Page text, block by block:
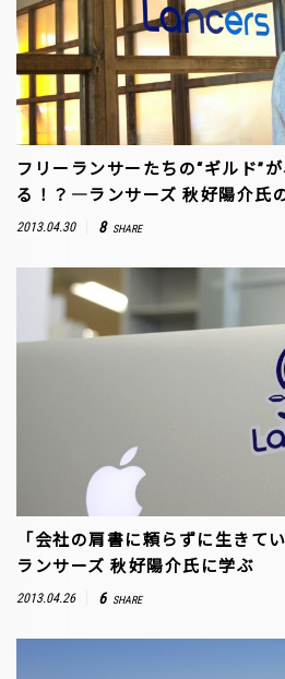
フリーランサーたちの“ギルド”
る！？―ランサーズ 秋好陽介氏
2013.04.30 8 SHARE
「会社の肩書に頼らずに生きて
ランサーズ 秋好陽介氏に学ぶ
2013.04.26 6 SHARE